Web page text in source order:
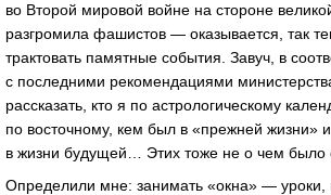
во Второй мировой войне на стороне
разгромила фашистов — оказывается, так
трактовать памятные события. Завуч, в
с последними рекомендациями
рассказать, кто я по астрологическому
по восточному, кем был в «прежней жизни»
в жизни будущей… Этих тоже не о чем было
Определили мне: занимать «окна» — уроки,